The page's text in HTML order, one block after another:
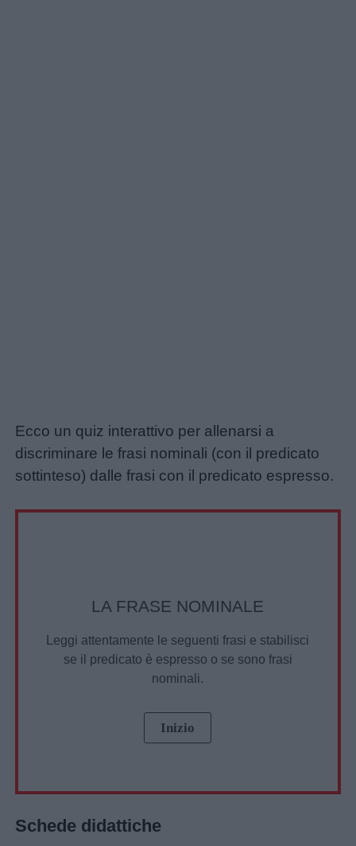
siamo
Contatti
Ecco un quiz interattivo per allenarsi a
discriminare le frasi nominali (con il predicato
sottinteso) dalle frasi con il predicato espresso.
LA FRASE NOMINALE
Leggi attentamente le seguenti frasi e stabilisci
se il predicato è espresso o se sono frasi
nominali.
Schede didattiche